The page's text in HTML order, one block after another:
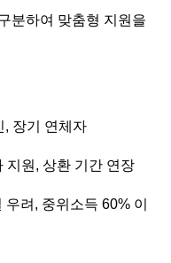
분하여 맞춤형 지원을
, 장기 연체자
지원, 상환 기간 연장
려, 중위소득 60% 이